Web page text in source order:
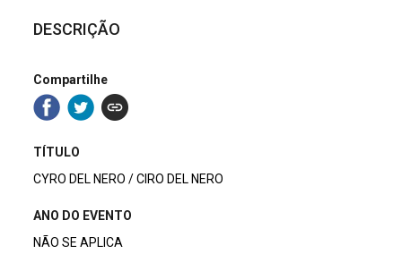
DESCRIÇÃO
Compartilhe
TÍTULO
CYRO DEL NERO / CIRO DEL NERO
ANO DO EVENTO
NÃO SE APLICA